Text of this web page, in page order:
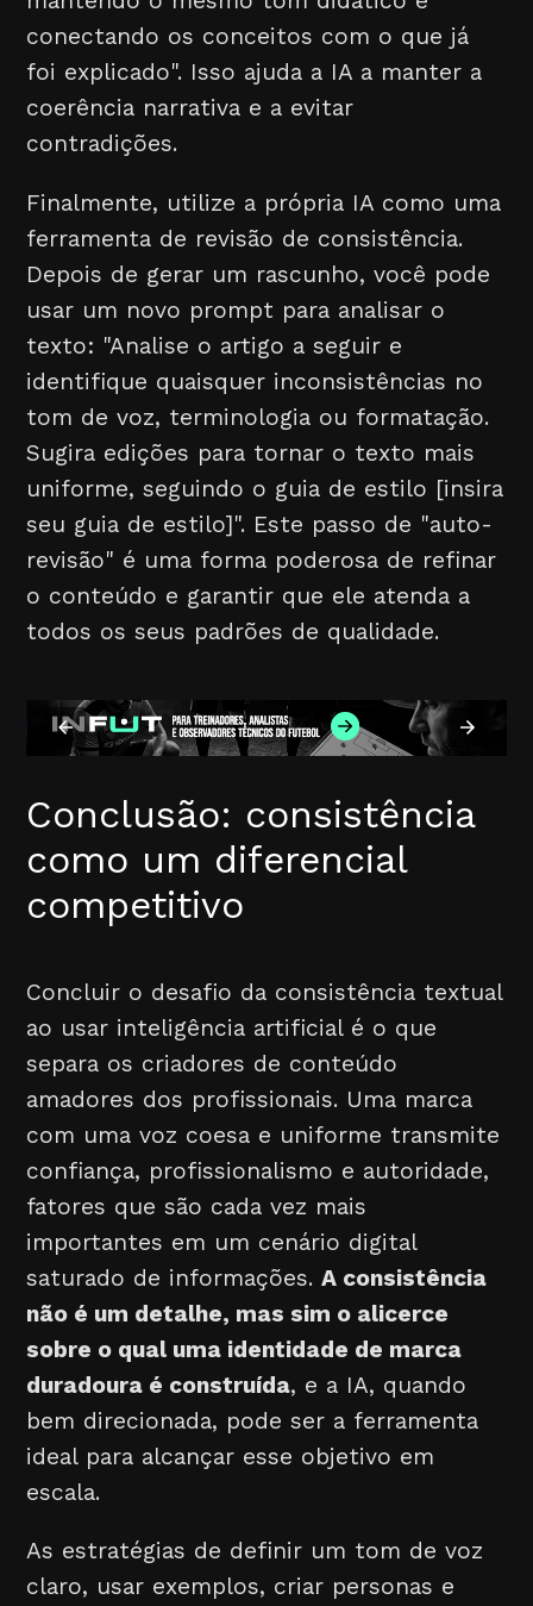
conectando os conceitos com o que já
foi explicado". Isso ajuda a IA a manter a
coerência narrativa e a evitar
contradições.
Finalmente, utilize a própria IA como uma
ferramenta de revisão de consistência.
Depois de gerar um rascunho, você pode
usar um novo prompt para analisar o
texto: "Analise o artigo a seguir e
identifique quaisquer inconsistências no
tom de voz, terminologia ou formatação.
Sugira edições para tornar o texto mais
uniforme, seguindo o guia de estilo [insira
seu guia de estilo]". Este passo de "auto-
revisão" é uma forma poderosa de refinar
o conteúdo e garantir que ele atenda a
todos os seus padrões de qualidade.
Conclusão: consistência
como um diferencial
competitivo
Concluir o desafio da consistência textual
ao usar inteligência artificial é o que
separa os criadores de conteúdo
amadores dos profissionais. Uma marca
com uma voz coesa e uniforme transmite
confiança, profissionalismo e autoridade,
fatores que são cada vez mais
importantes em um cenário digital
saturado de informações.A consistência
não é um detalhe, mas sim o alicerce
sobre o qual uma identidade de marca
duradoura é construída, e a IA, quando
bem direcionada, pode ser a ferramenta
ideal para alcançar esse objetivo em
escala.
As estratégias de definir um tom de voz
claro, usar exemplos, criar personas e